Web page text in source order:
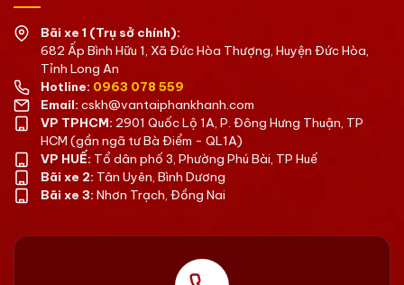
Bãi xe 1 (Trụ sở chính):
682 Ấp Bình Hữu 1, Xã Đức Hòa Thượng, Huyện Đức Hòa,
Tỉnh Long An
Hotline: 0963 078 559
Email: cskh@vantaiphankhanh.com
VP TPHCM: 2901 Quốc Lộ 1A, P. Đông Hưng Thuận, TP
HCM (gần ngã tư Bà Điểm - QL1A)
VP HUẾ: Tổ dân phố 3, Phường Phú Bài, TP Huế
Bãi xe 2: Tân Uyên, Bình Dương
Bãi xe 3: Nhơn Trạch, Đồng Nai